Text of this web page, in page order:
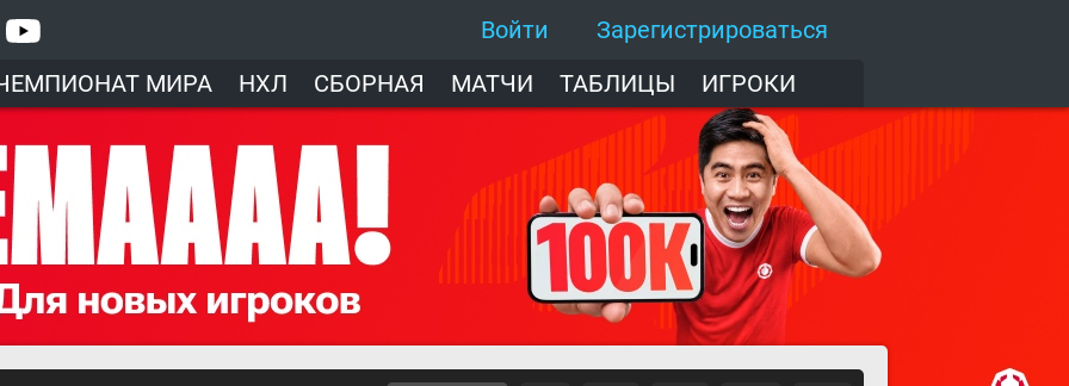
Войти
Зарегистрироваться
МИРА НХЛ СБОРНАЯ МАТЧИ ТАБЛИЦЫ ИГРОКИ